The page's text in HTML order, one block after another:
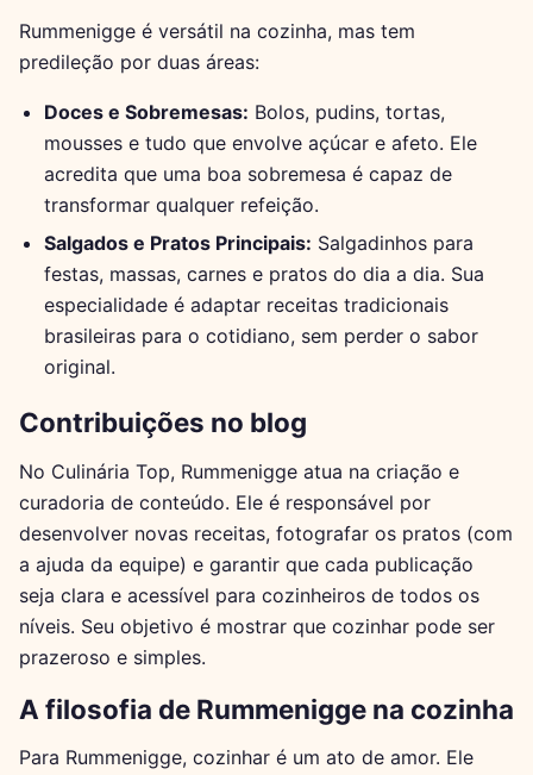
Rummenigge é versátil na cozinha, mas tem
predileção por duas áreas:
Doces e Sobremesas: Bolos, pudins, tortas,
mousses e tudo que envolve açúcar e afeto. Ele
acredita que uma boa sobremesa é capaz de
transformar qualquer refeição.
Salgados e Pratos Principais: Salgadinhos para
festas, massas, carnes e pratos do dia a dia. Sua
especialidade é adaptar receitas tradicionais
brasileiras para o cotidiano, sem perder o sabor
original.
Contribuições no blog
No Culinária Top, Rummenigge atua na criação e
curadoria de conteúdo. Ele é responsável por
desenvolver novas receitas, fotografar os pratos (com
a ajuda da equipe) e garantir que cada publicação
seja clara e acessível para cozinheiros de todos os
níveis. Seu objetivo é mostrar que cozinhar pode ser
prazeroso e simples.
A filosofia de Rummenigge na cozinha
Para Rummenigge, cozinhar é um ato de amor. Ele